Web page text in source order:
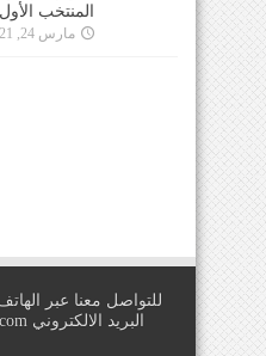
المنتخب الأول
مارس 24, 2021
البريد الالكتروني